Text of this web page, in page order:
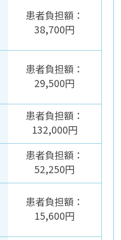
患者負担額：
38,700円
患者負担額：
29,500円
患者負担額：
132,000円
患者負担額：
52,250円
患者負担額：
15,600円